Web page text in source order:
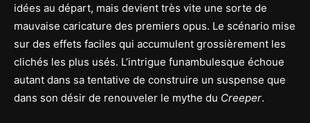
idées au départ, mais devient très vite une sorte de
mauvaise caricature des premiers opus. Le scénario mise
sur des effets faciles qui accumulent grossièrement les
clichés les plus usés. L’intrigue funambulesque échoue
autant dans sa tentative de construire un suspense que
dans son désir de renouveler le mythe du Creeper.